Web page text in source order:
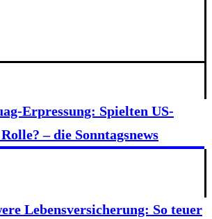
Erpressung: Spielten US-
– die Sonntagsnews
Lebensversicherung: So teuer